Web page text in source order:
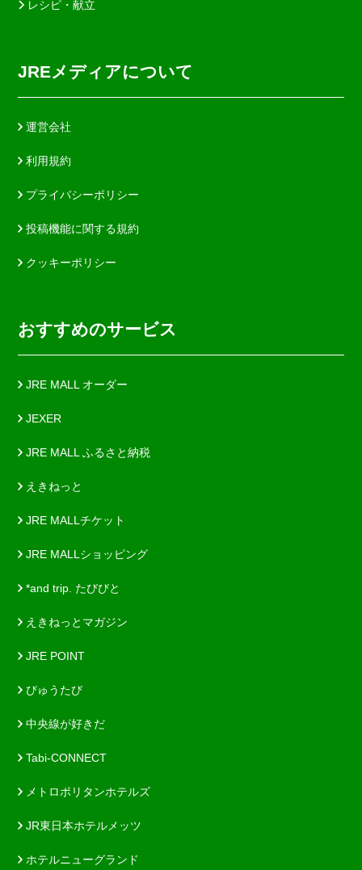
レシピ・献立
JREメディアについて
運営会社
利用規約
プライバシーポリシー
投稿機能に関する規約
クッキーポリシー
おすすめのサービス
JRE MALL オーダー
JEXER
JRE MALL ふるさと納税
えきねっと
JRE MALLチケット
JRE MALLショッピング
*and trip. たびびと
えきねっとマガジン
JRE POINT
びゅうたび
中央線が好きだ
Tabi-CONNECT
メトロポリタンホテルズ
JR東日本ホテルメッツ
ホテルニューグランド